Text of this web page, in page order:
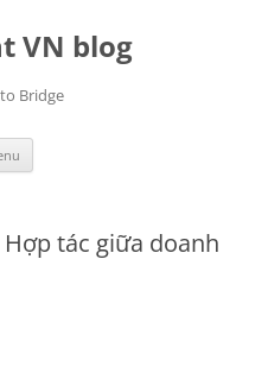
VN blog
Bridge
tác giữa doanh